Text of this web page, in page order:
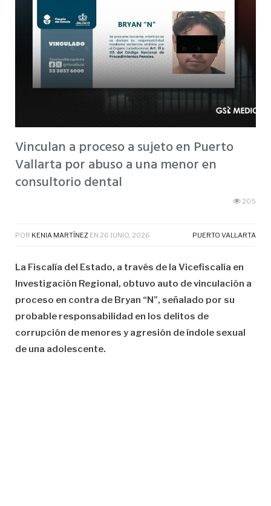
Vinculan a proceso a sujeto en Puerto
Vallarta por abuso a una menor en
consultorio dental
205
POR KENIA MARTÍNEZ EN 26 JUNIO, 2026 PUERTO VALLARTA
La Fiscalía del Estado, a través de la Vicefiscalía en
Investigación Regional, obtuvo auto de vinculación a
proceso en contra de Bryan “N”, señalado por su
probable responsabilidad en los delitos de
corrupción de menores y agresión de índole sexual
de una adolescente.